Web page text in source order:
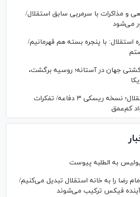
و مذاکرات با سرمربی سابق استقلال/
می‌شود
با پنجره بسته هم قهرمانیم/
جهان در آستانه؛ روسیه برگشت،
پازل تاکتیکی استقلال؛ نسخه ریسکی ۳ دفاعه/ تفکرات
کم‌عمق
به الطلبه پیوست
رضا را به خانه استقلال تبدیل می‌کنیم/